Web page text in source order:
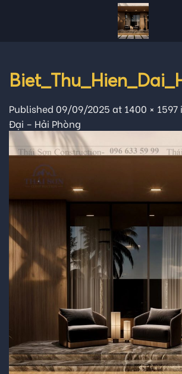
Published 09/09/2025 at 1400 × 1597
Đại – Hải Phòng